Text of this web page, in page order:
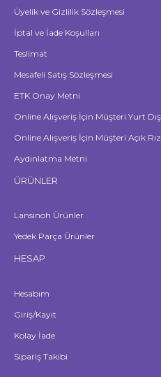
Üyelik ve Gizlilik Sözleşmesi
İptal ve İade Koşulları
Teslimat
Mesafeli Satış Sözleşmesi
ETK Onay Metni
Online Alışveriş İçin Müşteri Yurt
Online Alışveriş İçin Müşteri Açık
Aydınlatma Metni
ÜRÜNLER
Lansinoh Ürünler
Yedek Parça Ürünler
HESAP
Hesabım
Giriş/Kayıt
Kolay İade
Sipariş Takibi